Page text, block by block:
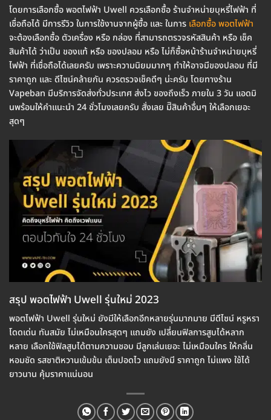
โดยการเลือกซื้อ พอตไฟฟ้า Uwell ควรเลือกซื้อ ร้านจำหน่ายบุหรี่ไฟฟ้า ที่
เชื่อถือได้ มีการรีวิว ในการใช้งานจากผู้ซื้อ และ ในการ เลือกซื้อ พอตไฟฟ้า
จะต้องเลือกซื้อ ตัวเครื่อง หรือ กล่อง ที่สามารถตรวจรหัสสินค้า หรือ เช็ค
สินค้าได้ ว่าเป็น ของแท้ หรือ ของปลอม หรือ ไม่ก็ซื้อหน้าร้านจำหน่ายบุหรี่
ไฟฟ้า ที่เชื่อถือได้เลยครับ เพราะความนิยมมากๆ ทำให้อาจมีของปลอม ที่มี
ราคาถูก และ ดีไซน์คล้ายกัน ควรตรวจเช็คดีๆ น่ะครับ โดยทางร้าน
Vapeban มีบริการจัดส่งทั่วประเทศ ส่งไว ของถึงเร็ว ภายใน 3 วัน แอดมิ
นพร้อมให้คำแนะนำ 24 ชั่วโมงเลยครับ สั่งเลย มีิสินค้าอื่นๆ ให้เลือกเยอะ
สุดๆ
สรุป พอตไฟฟ้า Uwell รุ่นใหม่ 2023
พอตไฟฟ้า Uwell รุ่นใหม่ ยังมีให้เลือกอีกหลายรุ่นมากมาย มีดีไซน์ หรูหรา
โดดเด่น ทันสมัย ไม่เหมือนใครสุดๆ แถมยัง เปลี่ยนฟิลการสูบได้หลาก
หลาย เลือกใช้ฟิลสูบได้ตามความชอบ มีลูกเล่นเยอะ ไม่เหมือนใคร ให้กลิ่น
หอมชัด รสชาติหวานเข้มข้น เต็มปอดไว แถมยังมี ราคาถูก ไม่แพง ใช้ได้
ยาวนาน คุ้มราคาแน่นอน